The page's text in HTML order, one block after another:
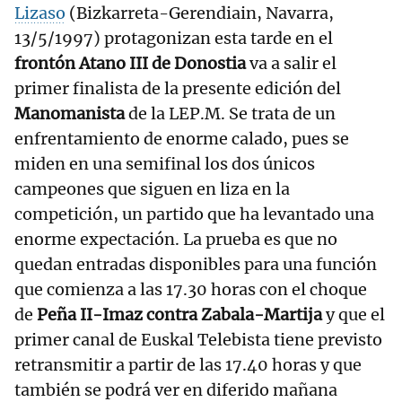
Lizaso (Bizkarreta-Gerendiain, Navarra,
13/5/1997) protagonizan esta tarde en el
frontón Atano III de Donostiava a salir el
primer finalista de la presente edición del
Manomanistade la LEP.M. Se trata de un
enfrentamiento de enorme calado, pues se
miden en una semifinal los dos únicos
campeones que siguen en liza en la
competición, un partido que ha levantado una
enorme expectación. La prueba es que no
quedan entradas disponibles para una función
que comienza a las 17.30 horas con el choque
de Peña II-Imaz contra Zabala-Martijay que el
primer canal de Euskal Telebista tiene previsto
retransmitir a partir de las 17.40 horas y que
también se podrá ver en diferido mañana